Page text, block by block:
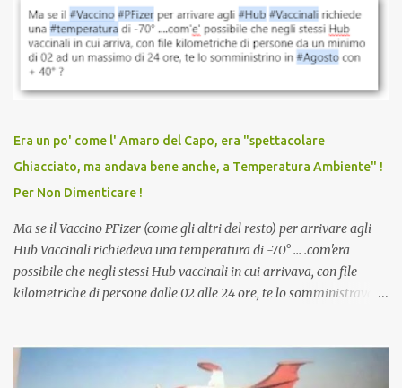
sconti, incentivi per vaccinarsi. Non avevamo mai visto
discriminazioni per coloro che non l’hanno fatto. Se non sei stato
vaccinato, nessuno aveva prima cercato di farti sentire una
persona cattiva. Non avevamo mai visto un vaccino che minacci le
scuola. Non avevamo mai visto un vaccino che permettesse a un
dodicenne di ignorare il consenso dei genitori. Dopo tutti i vaccini
che abbiamo elencato sopra...
Era un po' come l' Amaro del Capo, era "spettacolare
Ghiacciato, ma andava bene anche, a Temperatura Ambiente" !
Per Non Dimenticare !
Ma se il Vaccino PFizer (come gli altri del resto) per arrivare agli
Hub Vaccinali richiedeva una temperatura di -70° ... .com'era
possibile che negli stessi Hub vaccinali in cui arrivava, con file
kilometriche di persone dalle 02 alle 24 ore, te lo somministravano
Vaccino come: l' Amaro del Capo, era "spettacolare Ghiacciato, ma
andava bene anche, a Temperatura Ambiente"! Riproponiamo